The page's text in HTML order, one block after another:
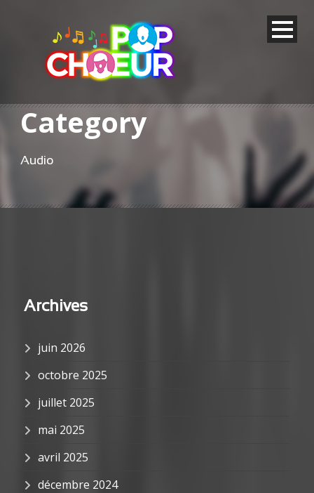
Category
Audio
Archives
juin 2026
octobre 2025
juillet 2025
mai 2025
avril 2025
décembre 2024